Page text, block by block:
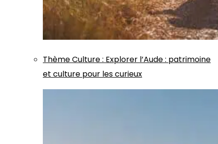
ThèmeCulture: Explorer l’Aude : patrimoine
et culture pour les curieux